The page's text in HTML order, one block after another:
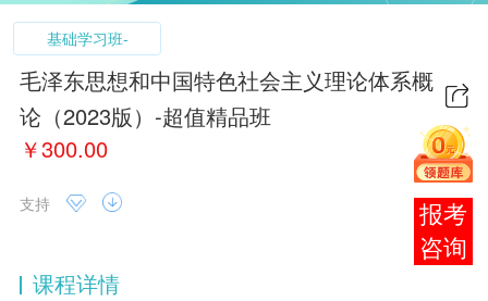
基础学习班-
毛泽东思想和中国特色社会主义理论体系概
论（2023版）-超值精品班
￥300.00
支持
课程详情
报考
咨询